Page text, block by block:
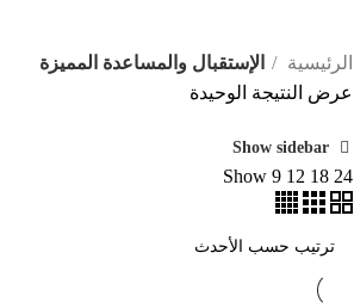
الرئيسية
الإستقبال والمساعدة المميزة
عرض النتيجة الوحيدة
Show sidebar
Show 9 12 18 24